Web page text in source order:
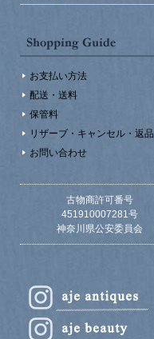
お支払い方法
配送・送料
保管料
リザーブ・キャンセル・返品
お問い合わせ
古物商許可番号
451910007281号
神奈川県公安委員会